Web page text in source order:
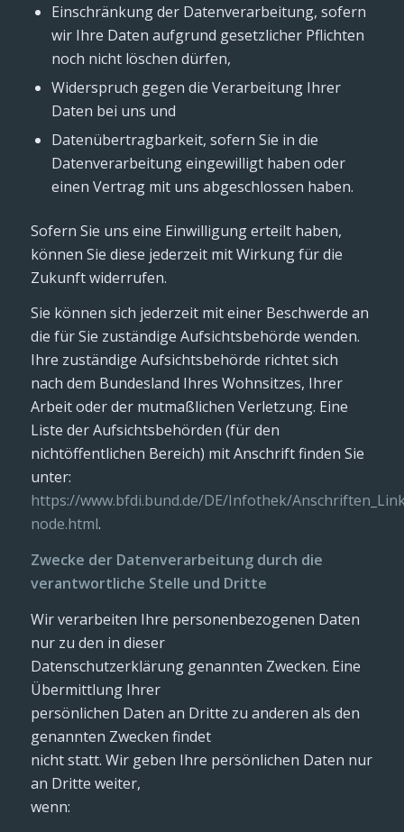
Einschränkung der Datenverarbeitung, sofern
wir Ihre Daten aufgrund gesetzlicher Pflichten
noch nicht löschen dürfen,
Widerspruch gegen die Verarbeitung Ihrer
Daten bei uns und
Datenübertragbarkeit, sofern Sie in die
Datenverarbeitung eingewilligt haben oder
einen Vertrag mit uns abgeschlossen haben.
Sofern Sie uns eine Einwilligung erteilt haben,
können Sie diese jederzeit mit Wirkung für die
Zukunft widerrufen.
Sie können sich jederzeit mit einer Beschwerde an
die für Sie zuständige Aufsichtsbehörde wenden.
Ihre zuständige Aufsichtsbehörde richtet sich
nach dem Bundesland Ihres Wohnsitzes, Ihrer
Arbeit oder der mutmaßlichen Verletzung. Eine
Liste der Aufsichtsbehörden (für den
nichtöffentlichen Bereich) mit Anschrift finden Sie
unter:
https://www.bfdi.bund.de/DE/Infothek/
node.html.
Zwecke der Datenverarbeitung durch die
verantwortliche Stelle und Dritte
Wir verarbeiten Ihre personenbezogenen Daten
nur zu den in dieser
Datenschutzerklärung genannten Zwecken. Eine
Übermittlung Ihrer
persönlichen Daten an Dritte zu anderen als den
genannten Zwecken findet
nicht statt. Wir geben Ihre persönlichen Daten nur
an Dritte weiter,
wenn: